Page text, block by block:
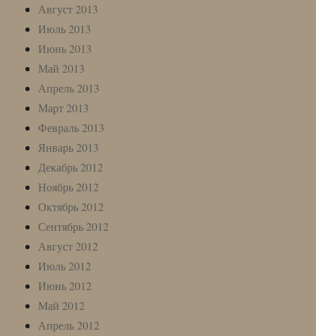
Август 2013
Июль 2013
Июнь 2013
Май 2013
Апрель 2013
Март 2013
Февраль 2013
Январь 2013
Декабрь 2012
Ноябрь 2012
Октябрь 2012
Сентябрь 2012
Август 2012
Июль 2012
Июнь 2012
Май 2012
Апрель 2012